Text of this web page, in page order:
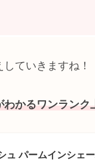
ていきますね！
かるワンランク
ュ パームインシェ